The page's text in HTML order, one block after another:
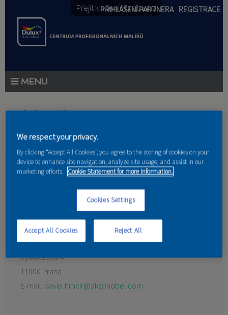
Přejít k hlavnímu obsahu
PŘIHLÁŠENÍ PARTNERA REGISTRACE
PORADENSTVÍ
AKCE A NOVINKY
PARTNEŘI
KONTAKT
Jste zde
Domů»Partneri
Pavel Hrnčíř
Vyskočilova 4
11000 Praha
E-mail: pavel.hrncir@akzonobel.com
We respect your privacy.
By clicking “Accept All Cookies”, you agree to the storing of cookies on your
device to enhance site navigation, analyze site usage, and assist in our
marketing efforts. Cookie Statement for more information.
Cookies Settings
Reject All
Accept All Cookies